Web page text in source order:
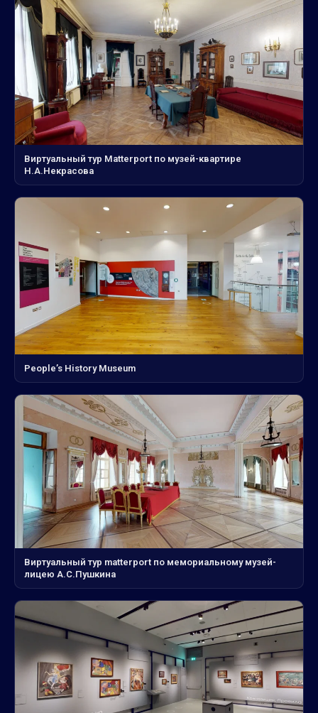
Виртуальный тур Matterport по музей-квартире
Н.А.Некрасова
People’s History Museum
Виртуальный тур matterport по мемориальному музей-
лицею А.С.Пушкина